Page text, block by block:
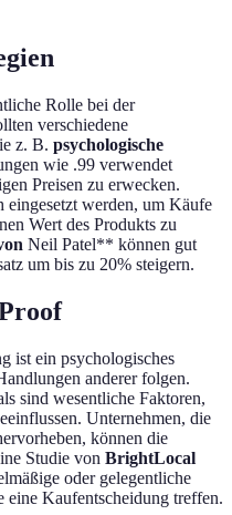
Rolle bei der
verschiedene
z. B. psychologische
wie .99 verwendet
Preisen zu erwecken.
eingesetzt werden, um Käufe
Wert des Produkts zu
Neil Patel** können gut
um bis zu 20% steigern.
ist ein psychologisches
anderer folgen.
sind wesentliche Faktoren,
Unternehmen, die
können die
Studie von BrightLocal
oder gelegentliche
eine Kaufentscheidung treffen.